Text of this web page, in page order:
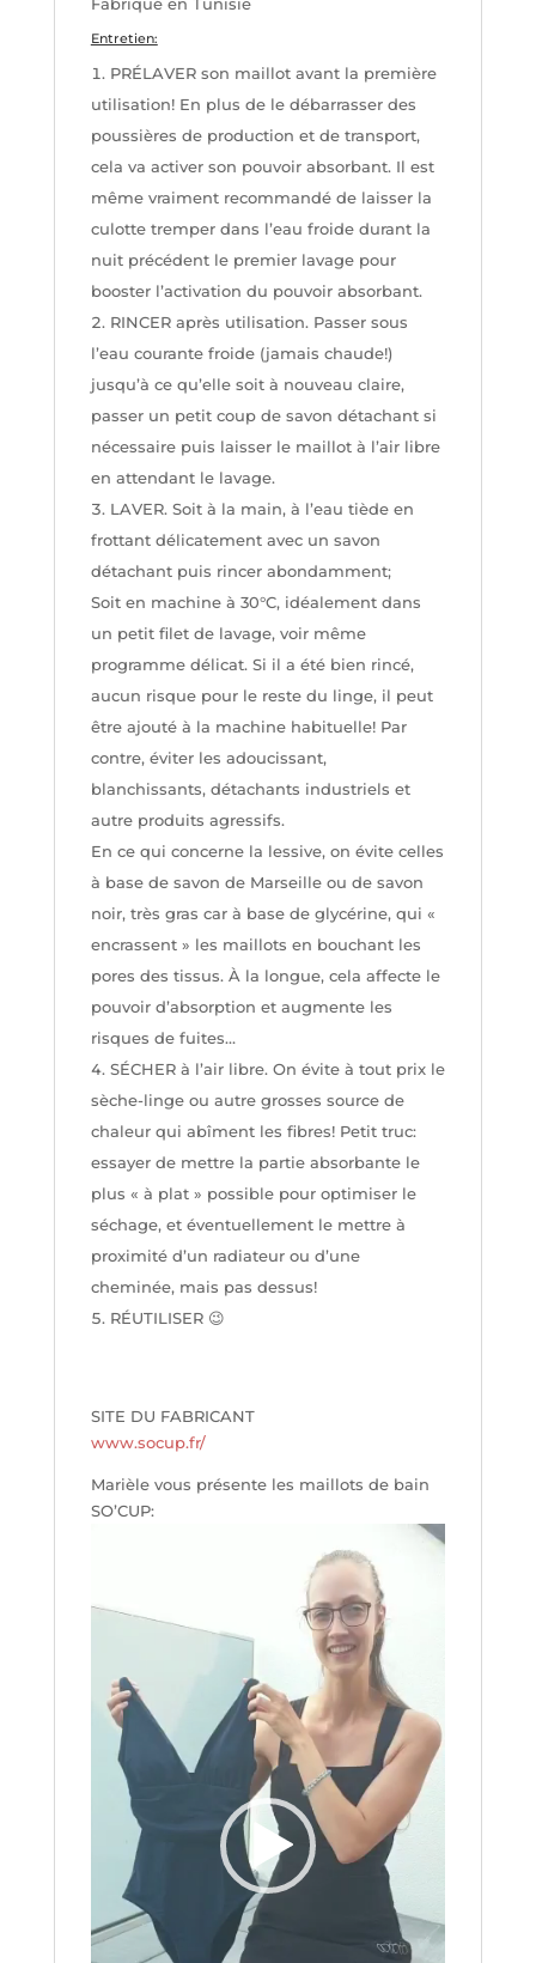
Entretien:
PRÉLAVER son maillot avant la première
utilisation! En plus de le débarrasser des
poussières de production et de transport,
cela va activer son pouvoir absorbant. Il est
même vraiment recommandé de laisser la
culotte tremper dans l’eau froide durant la
nuit précédent le premier lavage pour
booster l’activation du pouvoir absorbant.
RINCER après utilisation. Passer sous
l’eau courante froide (jamais chaude!)
jusqu’à ce qu’elle soit à nouveau claire,
passer un petit coup de savon détachant si
nécessaire puis laisser le maillot à l’air libre
en attendant le lavage.
LAVER. Soit à la main, à l’eau tiède en
frottant délicatement avec un savon
détachant puis rincer abondamment;
Soit en machine à 30°C, idéalement dans
un petit filet de lavage, voir même
programme délicat. Si il a été bien rincé,
aucun risque pour le reste du linge, il peut
être ajouté à la machine habituelle! Par
contre, éviter les adoucissant,
blanchissants, détachants industriels et
autre produits agressifs.
En ce qui concerne la lessive, on évite celles
à base de savon de Marseille ou de savon
noir, très gras car à base de glycérine, qui «
encrassent » les maillots en bouchant les
pores des tissus. À la longue, cela affecte le
pouvoir d’absorption et augmente les
risques de fuites…
SÉCHER à l’air libre. On évite à tout prix le
sèche-linge ou autre grosses source de
chaleur qui abîment les fibres! Petit truc:
essayer de mettre la partie absorbante le
plus « à plat » possible pour optimiser le
séchage, et éventuellement le mettre à
proximité d’un radiateur ou d’une
cheminée, mais pas dessus!
RÉUTILISER 😉
SITE DU FABRICANT
www.socup.fr/
Marièle vous présente les maillots de bain
SO’CUP: